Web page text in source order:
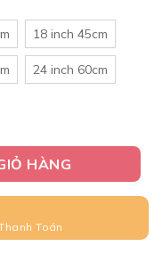
18 inch 45cm
24 inch 60cm
nhiều size lựa chọn từ
HÀNG
Toán